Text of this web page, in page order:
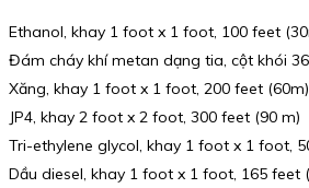
Ethanol, khay 1 foot x 1 foot, 100 feet
Đám cháy khí metan dạng tia, cột khói
Xăng, khay 1 foot x 1 foot, 200 feet (60m)
JP4, khay 2 foot x 2 foot, 300 feet (90 m)
Tri-ethylene glycol, khay 1 foot x 1 foot,
Dầu diesel, khay 1 foot x 1 foot, 165 feet